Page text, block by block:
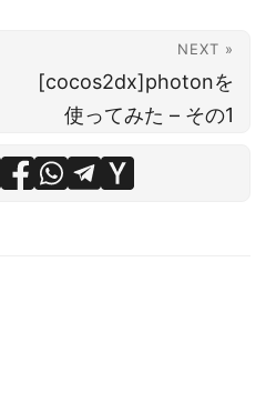
NEXT »
[cocos2dx]photonを
使ってみた – その1